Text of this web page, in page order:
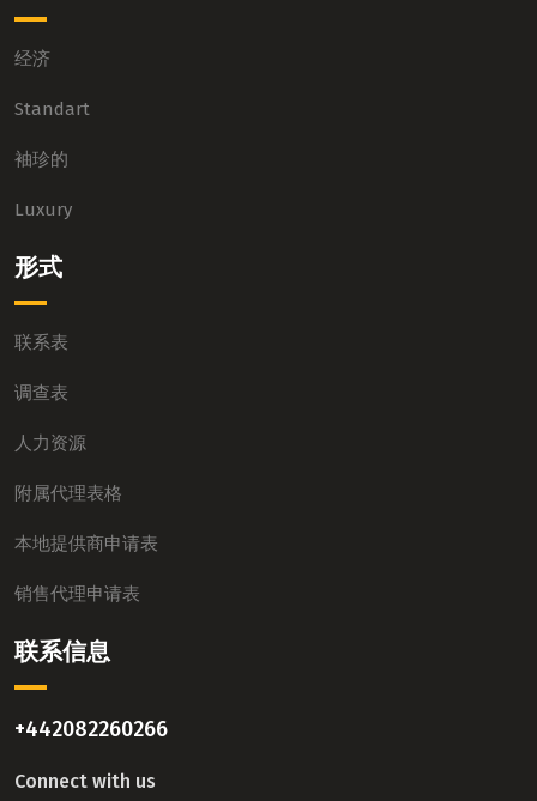
经济
Standart
袖珍的
Luxury
形式
联系表
调查表
人力资源
附属代理表格
本地提供商申请表
销售代理申请表
联系信息
+442082260266
Connect with us